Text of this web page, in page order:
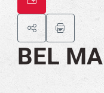
BEL